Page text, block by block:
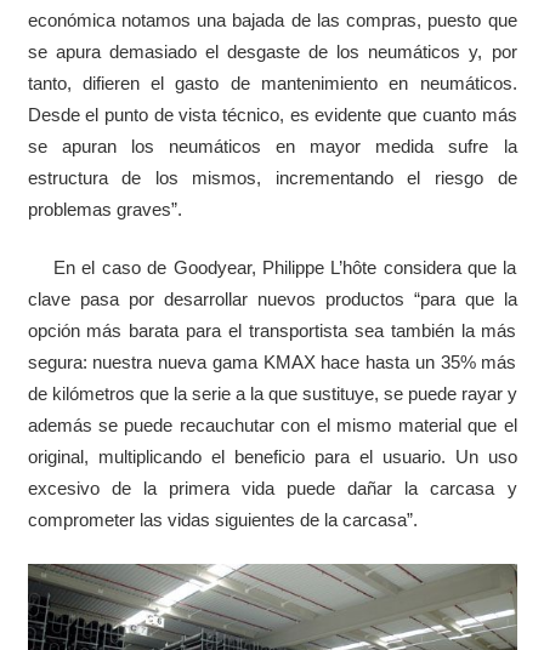
económica notamos una bajada de las compras, puesto que
se apura demasiado el desgaste de los neumáticos y, por
tanto, difieren el gasto de mantenimiento en neumáticos.
Desde el punto de vista técnico, es evidente que cuanto más
se apuran los neumáticos en mayor medida sufre la
estructura de los mismos, incrementando el riesgo de
problemas graves”.
En el caso de Goodyear, Philippe L’hôte considera que la
clave pasa por desarrollar nuevos productos “para que la
opción más barata para el transportista sea también la más
segura: nuestra nueva gama KMAX hace hasta un 35% más
de kilómetros que la serie a la que sustituye, se puede rayar y
además se puede recauchutar con el mismo material que el
original, multiplicando el beneficio para el usuario. Un uso
excesivo de la primera vida puede dañar la carcasa y
comprometer las vidas siguientes de la carcasa”.